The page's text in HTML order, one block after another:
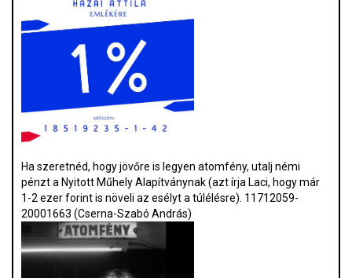
Ha szeretnéd, hogy jövőre is legyen atomfény, utalj némi
pénzt a Nyitott Műhely Alapítványnak (azt írja Laci, hogy már
1-2 ezer forint is növeli az esélyt a túlélésre). 11712059-
20001663 (Cserna-Szabó András)